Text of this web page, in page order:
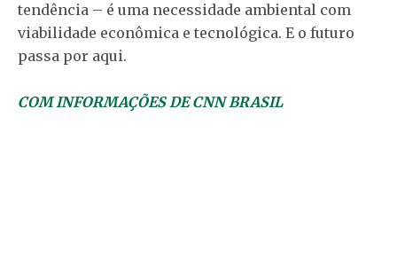
tendência – é uma necessidade ambiental com
viabilidade econômica e tecnológica. E o futuro
passa por aqui.
COM INFORMAÇÕES DE CNN BRASIL